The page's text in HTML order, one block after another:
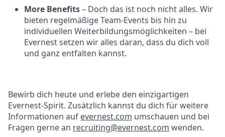
More Benefits– Doch das ist noch nicht alles. Wir
bieten regelmäßige Team-Events bis hin zu
individuellen Weiterbildungsmöglichkeiten – bei
Evernest setzen wir alles daran, dass du dich voll
und ganz entfalten kannst.
Bewirb dich heute und erlebe den einzigartigen
Evernest-Spirit. Zusätzlich kannst du dich für weitere
Informationen auf evernest.com umschauen und bei
Fragen gerne an recruiting@evernest.com wenden.